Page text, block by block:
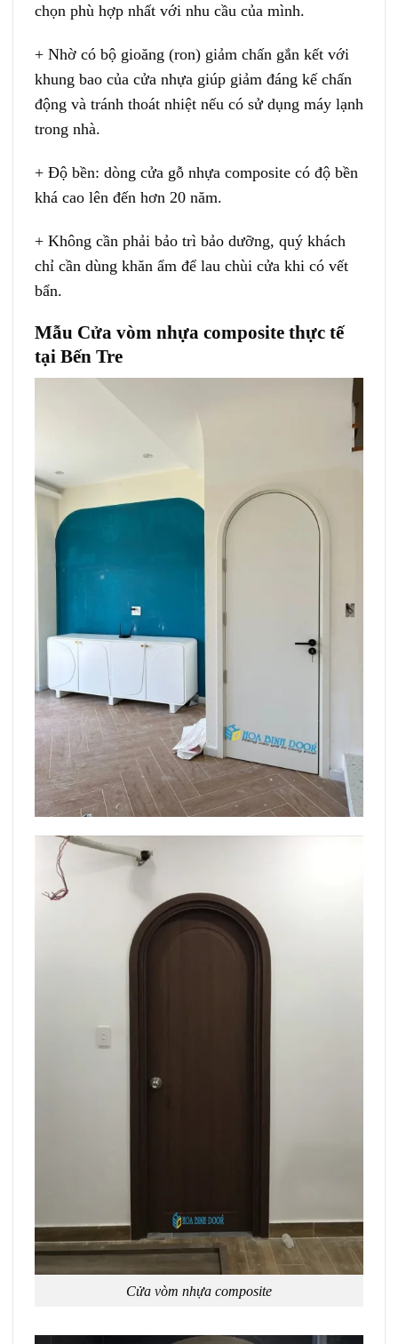
chọn phù hợp nhất với nhu cầu của mình.
+ Nhờ có bộ gioăng (ron) giảm chấn gắn kết với
khung bao của cửa nhựa giúp giảm đáng kế chấn
động và tránh thoát nhiệt nếu có sử dụng máy lạnh
trong nhà.
+ Độ bền: dòng cửa gỗ nhựa composite có độ bền
khá cao lên đến hơn 20 năm.
+ Không cần phải bảo trì bảo dưỡng, quý khách
chỉ cần dùng khăn ẩm để lau chùi cửa khi có vết
bẩn.
Mẫu Cửa vòm nhựa composite thực tế
tại Bến Tre
Cửa vòm nhựa composite